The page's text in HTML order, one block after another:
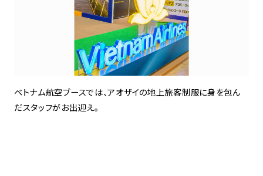
ベトナム航空ブースでは、アオザイの地上旅客制服に身を包ん
だスタッフがお出迎え。